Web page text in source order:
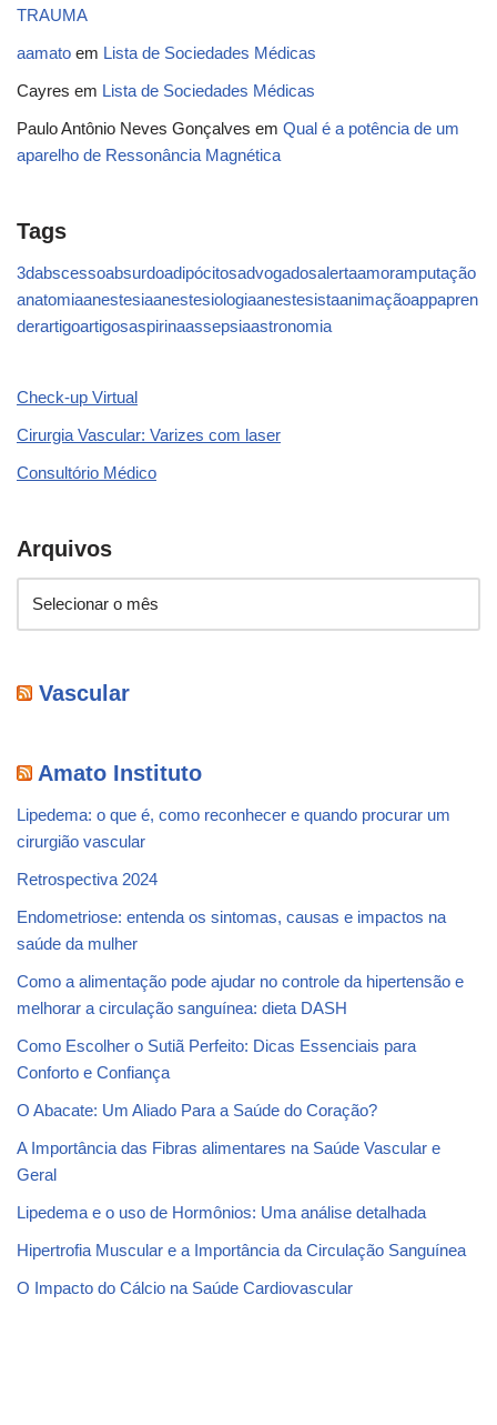
TRAUMA
aamato em Lista de Sociedades Médicas
Cayres em Lista de Sociedades Médicas
Paulo Antônio Neves Gonçalves em Qual é a potência de um
aparelho de Ressonância Magnética
Tags
3dabscessoabsurdoadipócitosadvogadosalertaamoramputação
anatomiaanestesiaanestesiologiaanestesistaanimaçãoappapren
derartigoartigosaspirinaassepsiaastronomia
Check-up Virtual
Cirurgia Vascular: Varizes com laser
Consultório Médico
Arquivos
Vascular
Amato Instituto
Lipedema: o que é, como reconhecer e quando procurar um
cirurgião vascular
Retrospectiva 2024
Endometriose: entenda os sintomas, causas e impactos na
saúde da mulher
Como a alimentação pode ajudar no controle da hipertensão e
melhorar a circulação sanguínea: dieta DASH
Como Escolher o Sutiã Perfeito: Dicas Essenciais para
Conforto e Confiança
O Abacate: Um Aliado Para a Saúde do Coração?
A Importância das Fibras alimentares na Saúde Vascular e
Geral
Lipedema e o uso de Hormônios: Uma análise detalhada
Hipertrofia Muscular e a Importância da Circulação Sanguínea
O Impacto do Cálcio na Saúde Cardiovascular